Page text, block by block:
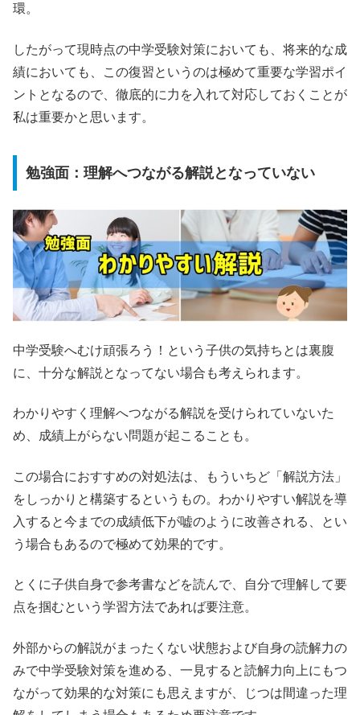
環。
したがって現時点の中学受験対策においても、将来的な成
績においても、この復習というのは極めて重要な学習ポイ
ントとなるので、徹底的に力を入れて対応しておくことが
私は重要かと思います。
勉強面：理解へつながる解説となっていない
中学受験へむけ頑張ろう！という子供の気持ちとは裏腹
に、十分な解説となってない場合も考えられます。
わかりやすく理解へつながる解説を受けられていないた
め、成績上がらない問題が起こることも。
この場合におすすめの対処法は、もういちど「解説方法」
をしっかりと構築するというもの。わかりやすい解説を導
入すると今までの成績低下が嘘のように改善される、とい
う場合もあるので極めて効果的です。
とくに子供自身で参考書などを読んで、自分で理解して要
点を掴むという学習方法であれば要注意。
外部からの解説がまったくない状態および自身の読解力の
みで中学受験対策を進める、一見すると読解力向上にもつ
ながって効果的な対策にも思えますが、じつは間違った理